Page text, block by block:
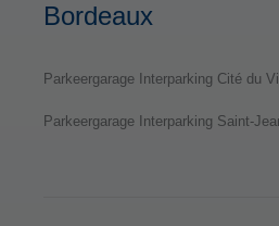
Bordeaux
Parkeergarage Interparking Cité du
Parkeergarage Interparking Saint-